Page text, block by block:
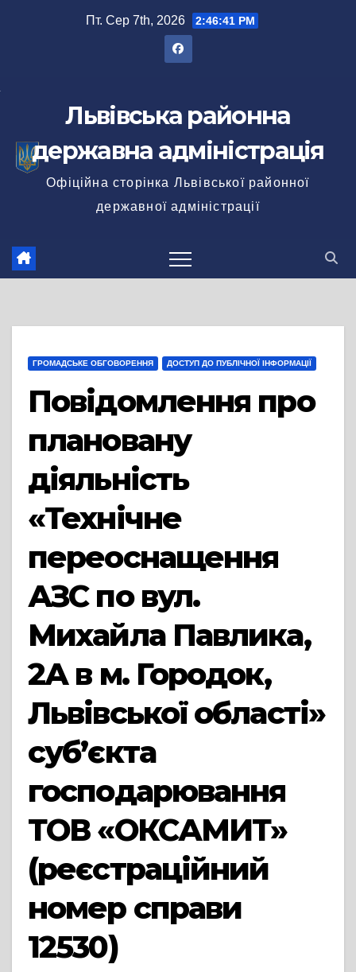
Пт. Сер 7th, 2026 2:46:41 PM
Львівська районна
державна адміністрація
Офіційна сторінка Львівської районної
державної адміністрації
ГРОМАДСЬКЕ ОБГОВОРЕННЯ ДОСТУП ДО ПУБЛІЧНОЇ ІНФОРМАЦІЇ
Повідомлення про
плановану
діяльність
«Технічне
переоснащення
АЗС по вул.
Михайла Павлика,
2А в м. Городок,
Львівської області»
суб’єкта
господарювання
ТОВ «ОКСАМИТ»
(реєстраційний
номер справи
12530)